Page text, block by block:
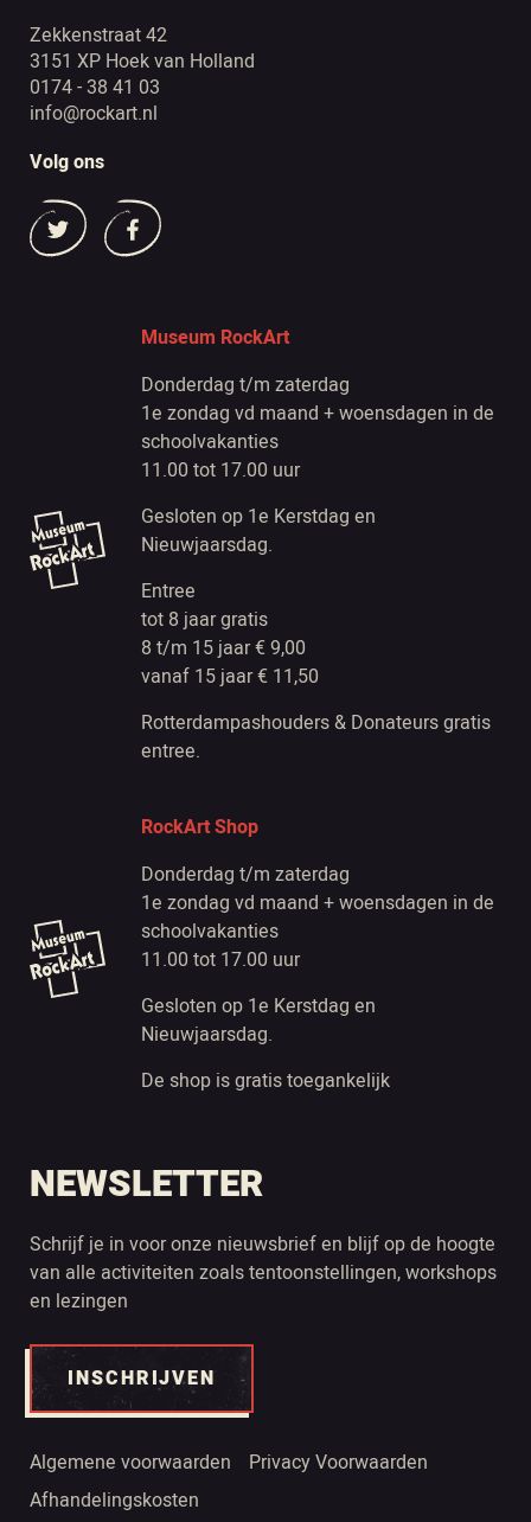
Zekkenstraat 42
3151 XP Hoek van Holland
0174 - 38 41 03
info@rockart.nl
Volg ons
Museum RockArt
Donderdag t/m zaterdag
1e zondag vd maand + woensdagen in de
schoolvakanties
11.00 tot 17.00 uur
Gesloten op 1e Kerstdag en
Nieuwjaarsdag.
Entree
tot 8 jaar gratis
8 t/m 15 jaar € 9,00
vanaf 15 jaar € 11,50
Rotterdampashouders & Donateurs gratis
entree.
RockArt Shop
Donderdag t/m zaterdag
1e zondag vd maand + woensdagen in de
schoolvakanties
11.00 tot 17.00 uur
Gesloten op 1e Kerstdag en
Nieuwjaarsdag.
De shop is gratis toegankelijk
NEWSLETTER
Schrijf je in voor onze nieuwsbrief en blijf op de hoogte
van alle activiteiten zoals tentoonstellingen, workshops
en lezingen
INSCHRIJVEN
Algemene voorwaarden
Privacy Voorwaarden
Afhandelingskosten